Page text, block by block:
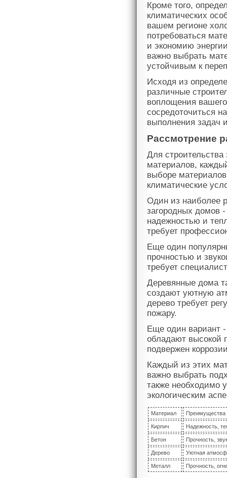
Кроме того,
климатических
вашем регионе
потребоваться
и экономию
важно выбрать
устойчивым к
Исходя из
различные
воплощения
сосредоточиться
выполнения задач
Рассмотрение
Для строительства
материалов,
выборе
климатические
Один из наиболее
загородных домов
надежностью и
требует
Еще один
прочностью и
требует
Деревянные дома
создают уютную
дерево требует
пожару.
Еще один вариант -
обладают высокой
подвержен
Каждый из этих
важно выбрать
также необходимо
экологическим
Материал Преимущества
Кирпич Надежность,
Бетон Прочность,
Дерево Уютная
Металл Прочность,